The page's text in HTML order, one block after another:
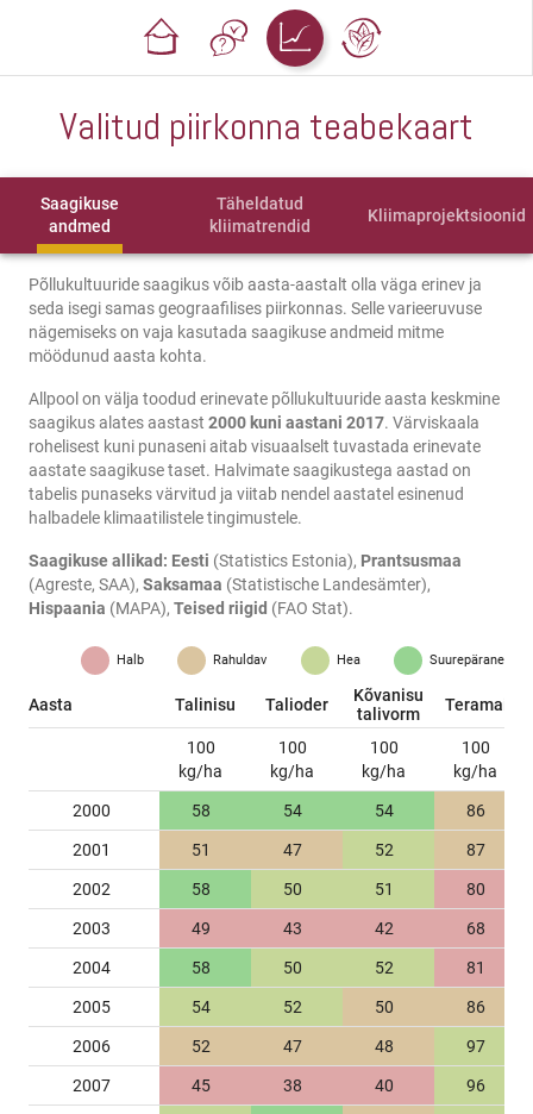
Valitud piirkonna teabekaart
Saagikuse
andmed
Täheldatud
kliimatrendid
Kliimaprojektsioonid
Põllukultuuride saagikus võib aasta-aastalt olla väga erinev ja
seda isegi samas geograafilises piirkonnas. Selle varieeruvuse
nägemiseks on vaja kasutada saagikuse andmeid mitme
möödunud aasta kohta.
Allpool on välja toodud erinevate põllukultuuride aasta keskmine
saagikus alates aastast 2000 kuni aastani 2017. Värviskaala
rohelisest kuni punaseni aitab visuaalselt tuvastada erinevate
aastate saagikuse taset. Halvimate saagikustega aastad on
tabelis punaseks värvitud ja viitab nendel aastatel esinenud
halbadele klimaatilistele tingimustele.
Saagikuse allikad: Eesti (Statistics Estonia), Prantsusmaa
(Agreste, SAA), Saksamaa (Statistische Landesämter),
Hispaania (MAPA), Teised riigid (FAO Stat).
Halb Rahuldav Hea Suurepärane
Aasta Talinisu Talioder
Kõvanisu
talivorm
Teramais
100
kg/ha
100
kg/ha
100
kg/ha
100
kg/ha
2000 58 54 54 86
2001 51 47 52 87
2002 58 50 51 80
2003 49 43 42 68
2004 58 50 52 81
2005 54 52 50 86
2006 52 47 48 97
2007 45 38 40 96